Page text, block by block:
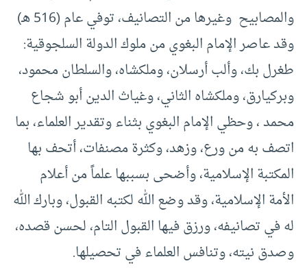
والمصابيح وغيرها من التصانيف، توفي عام (516 هـ)
وقد عاصر الإمام البغوي من ملوك الدولة السلجوقية:
طغرل بك، وألب أرسلان، وملكشاه، والسلطان محمود،
وبركيارق، وملكشاه الثاني، وغياث الدين أبو شجاع
محمد ، وحظي الإمام البغوي بثناء وتقدير العلماء، بما
اتصف به من ورع، وزهد، وكثرة مصنفات، أتحف بها
المكتبة الإسلامية، وأضحى بسببها علماً من أعلام
الأمة الإسلامية، وقد وضع الله لكتبه القبول، وبارك الله
له في تصانيفه، ورزق فيها القبول التام، لحسن قصده،
وصدق نيته، وتنافس العلماء في تحصيلها.